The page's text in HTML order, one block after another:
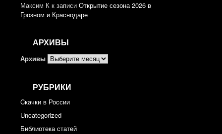
Максим К к записи Открытие сезона 2026 в
Грозном и Краснодаре
АРХИВЫ
Архивы
РУБРИКИ
Cкачки в России
Uncategorized
Библиотека статей